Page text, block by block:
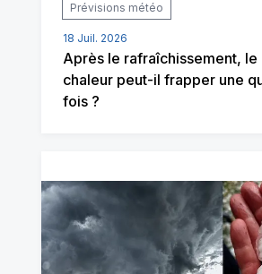
Prévisions météo
18 Juil. 2026
Après le rafraîchissement, le
chaleur peut-il frapper une
fois ?